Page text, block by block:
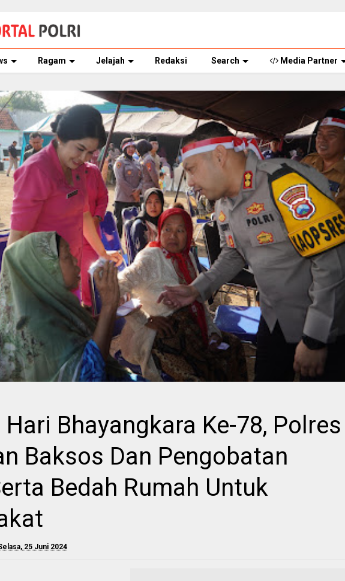
Ragam Jelajah Redaksi Search Media Partner
Bhayangkara Ke-78, Polres
Baksos Dan Pengobatan
Bedah Rumah Untuk
25 Juni 2024